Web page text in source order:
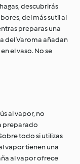
descubrirás
del más sutil al
preparas una
del Varoma añadan
el vaso. No se
al vapor, no
preparado
todo si utilizas
vapor tienen una
al vapor ofrece